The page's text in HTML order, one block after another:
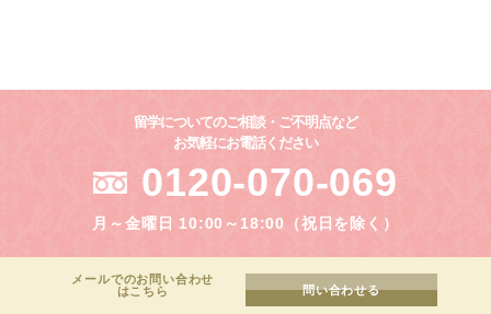
留学についてのご相談・ご不明点など
お気軽にお電話ください
0120-070-069
月～金曜日 10:00～18:00（祝日を除く）
メールでのお問い合わせ
はこちら
問い合わせる